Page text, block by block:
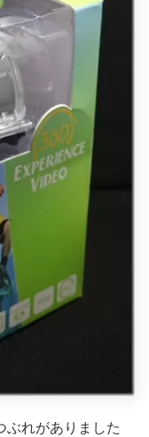
ぶれがありました